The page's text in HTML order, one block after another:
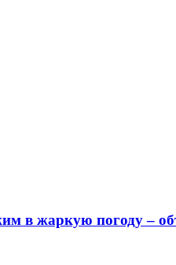
в жаркую погоду –